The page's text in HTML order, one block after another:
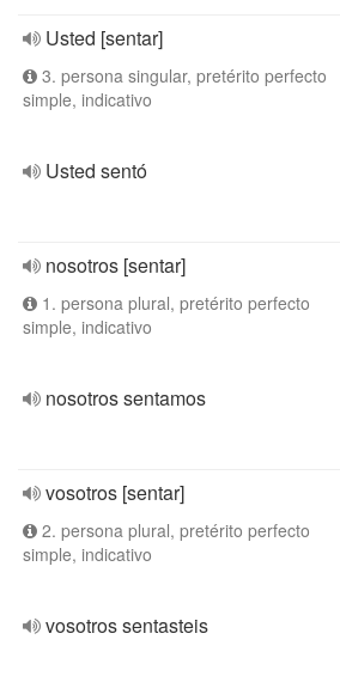
Usted [sentar]
3. persona singular, pretérito perfecto
simple, indicativo
Usted sentó
nosotros [sentar]
1. persona plural, pretérito perfecto
simple, indicativo
nosotros sentamos
vosotros [sentar]
2. persona plural, pretérito perfecto
simple, indicativo
vosotros sentasteis